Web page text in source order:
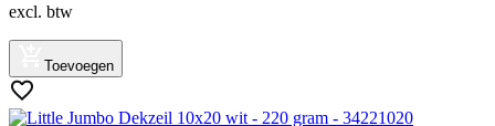
excl. btw
Toevoegen